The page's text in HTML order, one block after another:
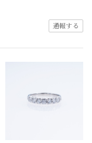
通報する